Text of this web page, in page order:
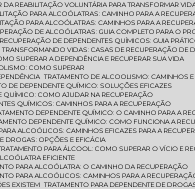
DA REABILITAÇÃO VOLUNTÁRIA PARA TRANSFORMAR
PARA ALCOÓLATRAS: CAMINHO PARA A
PARA ALCOÓLATRAS: CAMINHOS PARA A
DE ALCOÓLATRAS: GUIA COMPLETO PARA O
RECUPERAÇÃO DE DEPENDENTES QUÍMICOS: GUIA
TRANSFORMANDO VIDAS: CASAS DE RECUPERAÇÃO DE
SUPERAR A DEPENDÊNCIA E RECUPERAR SUA VIDA
COMO SUPERAR
TRATAMENTO DE ALCOOLISMO: CAMINHOS
DE DEPENDENTE QUÍMICO: SOLUÇÕES EFICAZES
QUÍMICO: COMO AJUDAR NA RECUPERAÇÃO
QUÍMICOS: CAMINHOS PARA A RECUPERAÇÃO
DEPENDENTE QUÍMICO: O CAMINHO PARA A
DEPENDENTE QUÍMICO: COMO FUNCIONA A
PARA ALCOÓLICOS: CAMINHOS EFICAZES PARA A
DROGAS: OPÇÕES E EFICÁCIA
TRATAMENTO PARA ÁLCOOL: COMO SUPERAR O VÍCIO E
EFICIENTE
PARA ALCOÓLATRA: O CAMINHO DA RECUPERAÇÃO
PARA ALCOÓLICOS: CAMINHOS PARA A
EXISTEM
TRATAMENTO PARA DEPENDENTE DE